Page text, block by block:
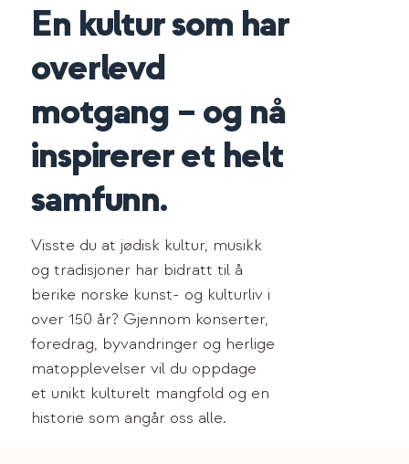
En kultur som har
overlevd
motgang – og nå
inspirerer et helt
samfunn.
Visste du at jødisk kultur, musikk
og tradisjoner har bidratt til å
berike norske kunst- og kulturliv i
over 150 år? Gjennom konserter,
foredrag, byvandringer og herlige
matopplevelser vil du oppdage
et unikt kulturelt mangfold og en
historie som angår oss alle.